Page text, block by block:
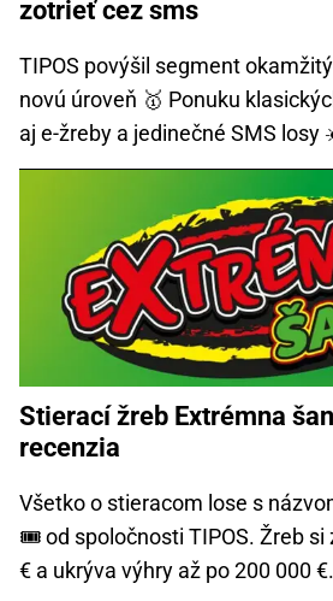
zotrieť cez sms
TIPOS povýšil segment
novú úroveň 🥇 Ponuku
aj e-žreby a jedinečné SMS losy
Stierací žreb Extrémna
recenzia
Všetko o stieracom lose s
🎟️ od spoločnosti TIPOS. Žreb si
€ a ukrýva výhry až po 200 000 €.